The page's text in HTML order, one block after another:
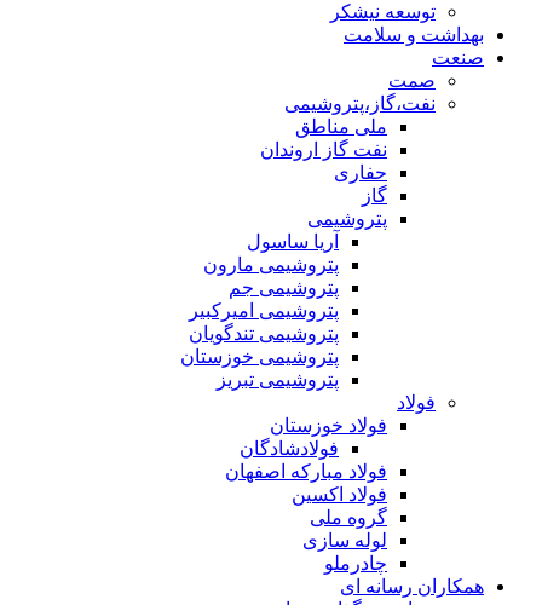
توسعه نیشکر
بهداشت و سلامت
صنعت
صمت
نفت،گاز،پتروشیمی
ملی مناطق
نفت گاز اروندان
حفاری
گاز
پتروشیمی
آریا ساسول
پتروشیمی مارون
پتروشیمی جم
پتروشیمی امیرکبیر
پتروشیمی تندگویان
پتروشیمی خوزستان
پتروشیمی تبریز
فولاد
فولاد خوزستان
فولادشادگان
فولاد مبارکه اصفهان
فولاد اکسین
گروه ملی
لوله سازی
چادرملو
همکاران رسانه ای